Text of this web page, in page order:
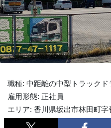
職種: 中距離の中型トラックド
雇用形態: 正社員
エリア: 香川県坂出市林田町字